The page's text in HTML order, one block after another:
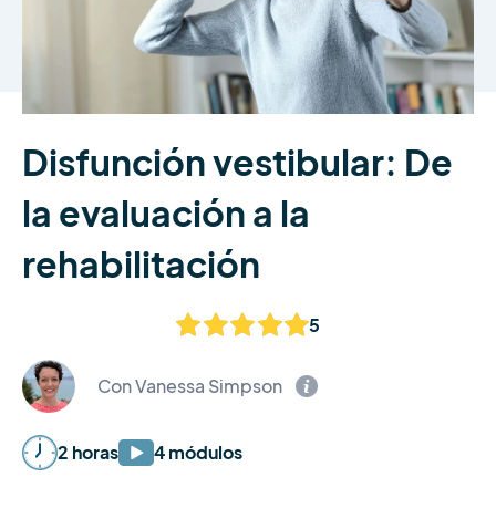
Disfunción vestibular: De
la evaluación a la
rehabilitación
5
Con Vanessa Simpson
2 horas 4 módulos